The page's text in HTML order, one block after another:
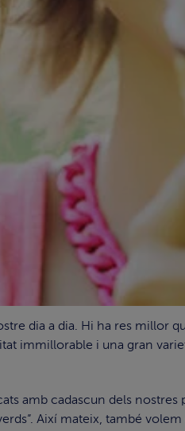
dia a dia. Hi ha res millor
immillorable i una gran
amb cadascun dels nostres
Així mateix, també